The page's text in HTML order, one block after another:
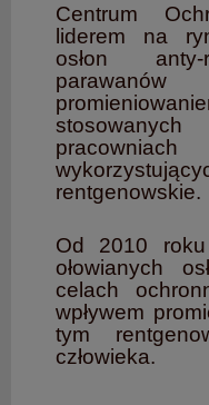
Centrum
liderem na
osłon anty-
pracowniach
rentgenowskie.
Od 2010
ołowianych
celach
wpływem
tym
człowieka.